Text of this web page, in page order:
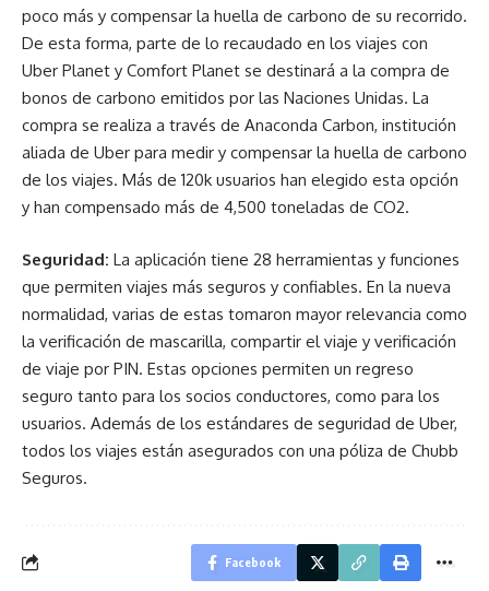
poco más y compensar la huella de carbono de su recorrido.
De esta forma, parte de lo recaudado en los viajes con
Uber Planet y Comfort Planet se destinará a la compra de
bonos de carbono emitidos por las Naciones Unidas. La
compra se realiza a través de Anaconda Carbon, institución
aliada de Uber para medir y compensar la huella de carbono
de los viajes. Más de 120k usuarios han elegido esta opción
y han compensado más de 4,500 toneladas de CO2.
Seguridad: La aplicación tiene 28 herramientas y funciones
que permiten viajes más seguros y confiables. En la nueva
normalidad, varias de estas tomaron mayor relevancia como
la verificación de mascarilla, compartir el viaje y verificación
de viaje por PIN. Estas opciones permiten un regreso
seguro tanto para los socios conductores, como para los
usuarios. Además de los estándares de seguridad de Uber,
todos los viajes están asegurados con una póliza de Chubb
Seguros.
Facebook